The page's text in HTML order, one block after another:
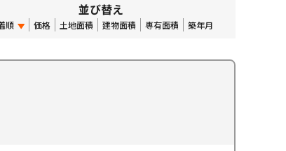
並び替え
順 価格 土地面積 建物面積 専有面積 築年月